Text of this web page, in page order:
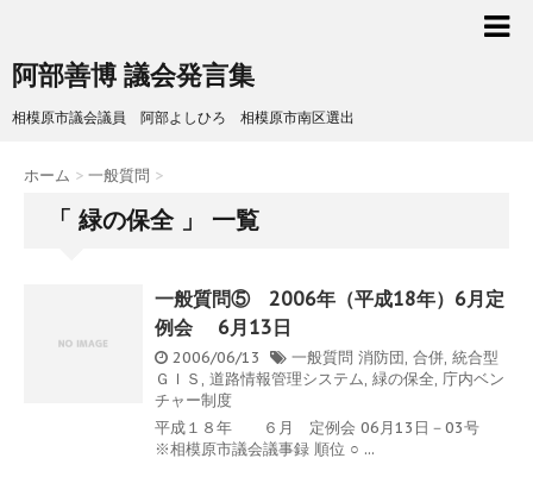
阿部善博 議会発言集
相模原市議会議員 阿部よしひろ 相模原市南区選出
ホーム > 一般質問 >
「 緑の保全 」 一覧
一般質問⑤ 2006年（平成18年）6月定
例会 6月13日
2006/06/13 一般質問 消防団, 合併, 統合型
ＧＩＳ , 道路情報管理システム, 緑の保全, 庁内ベン
チャー制度
平成１８年 ６月 定例会 06月13日－03号
※相模原市議会議事録 順位 ○ ...